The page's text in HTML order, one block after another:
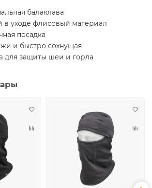
балаклава
в уходе флисовый материал
посадка
и быстро сохнущая
для защиты шеи и горла